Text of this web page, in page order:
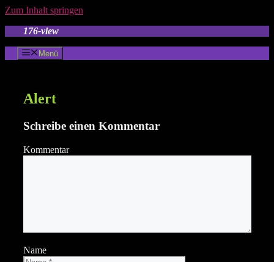
Zum Inhalt springen
176-view
Menü
Alert
Schreibe einen Kommentar
Kommentar
Name